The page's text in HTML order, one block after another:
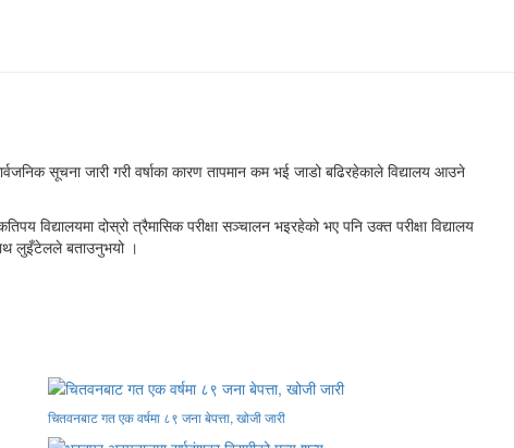
सूचना जारी गरी वर्षाका कारण तापमान कम भई जाडो बढिरहेकाले विद्यालय आउने
दोस्रो त्रैमासिक परीक्षा सञ्चालन भइरहेको भए पनि उक्त परीक्षा विद्यालय
लुइँटेलले बताउनुभयो ।
चितवनबाट गत एक वर्षमा ८९ जना बेपत्ता, खोजी जारी